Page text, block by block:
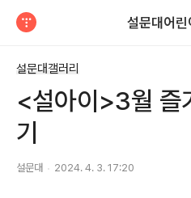
설문대어
설문대갤러리
<설아이>3월 즐
기
설문대 2024. 4. 3. 17:20